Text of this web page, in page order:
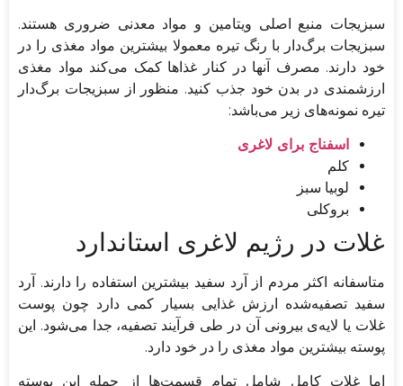
سبزیجات منبع اصلی ویتامین و مواد معدنی ضروری هستند.
سبزیجات برگ‌دار با رنگ تیره معمولا بیشترین مواد مغذی را در
خود دارند. مصرف آنها در کنار غذاها کمک می‌کند مواد مغذی
ارزشمندی در بدن خود جذب کنید. منظور از سبزیجات برگ‌دار
تیره نمونه‌های زیر می‌باشد:
اسفناج برای لاغری
کلم
لوبیا سبز
بروکلی
غلات در رژیم لاغری استاندارد
متاسفانه اکثر مردم از آرد سفید بیشترین استفاده را دارند. آرد
سفید تصفیه‌شده ارزش غذایی بسیار کمی دارد چون پوست
غلات یا لایه‌ی بیرونی آن در طی فرآیند تصفیه، جدا می‌شود. این
پوسته بیشترین مواد مغذی را در خود دارد.
اما غلات کامل شامل تمام قسمت‌ها از جمله این پوسته